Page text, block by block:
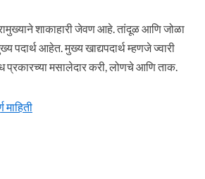
शाकाहारी जेवण आहे. तांदूळ आणि जोळा
पदार्थ आहेत. मुख्य खाद्यपदार्थ म्हणजे ज्वारी
प्रकारच्या मसालेदार करी, लोणचे आणि ताक.
माहिती